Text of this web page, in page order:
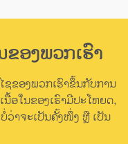
ອງພວກເຮົາ
ຊຂອງພວກເຮົາຂຶ້ນກັບການ
ອໃນຂອງເຮົາມີປະໂຫຍດ,
ວ່າຈະເປັນຄັ້ງໜຶ່ງ ຫຼື ເປັນ